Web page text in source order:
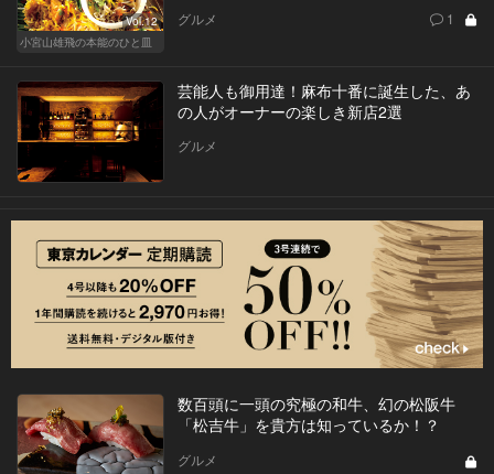
Vol.12
小宮山雄飛の本能のひと皿
グルメ 1
芸能人も御用達！麻布十番に誕生した、あ
の人がオーナーの楽しき新店2選
グルメ
数百頭に一頭の究極の和牛、幻の松阪牛
「松吉牛」を貴方は知っているか！？
グルメ